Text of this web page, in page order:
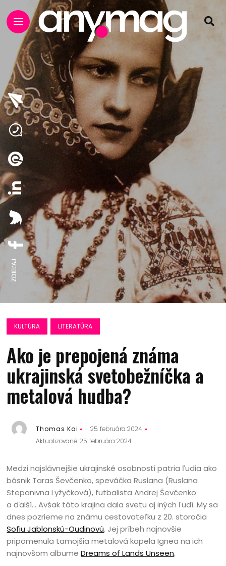
ZDIEĽAJ:
KULTÚRA LITERATÚRA
Ako je prepojená známa
ukrajinská svetobežníčka a
metalová hudba?
Thomas Kai
25. februára 2024
Aktualizované: 25. februára 2024
Medzi najslávnejšie ukrajinské osobnosti patria ľudia ako
básnik Taras Ševčenko, speváčka Ruslana (Ruslana
Stepanivna Lyžyčková), futbalista Andrej Ševčenko
a ďalší… Avšak táto krajina dala svetu aj iných ľudí. My sa
dnes pozrieme na známu cestovateľku z 20. storočia
Sofiu Jablonskú-Oudinovú. Jej príbeh najnovšie
pripomenula tamojšia metalová kapela Ignea na ich
najnovšom albumeDreams of Lands Unseen.